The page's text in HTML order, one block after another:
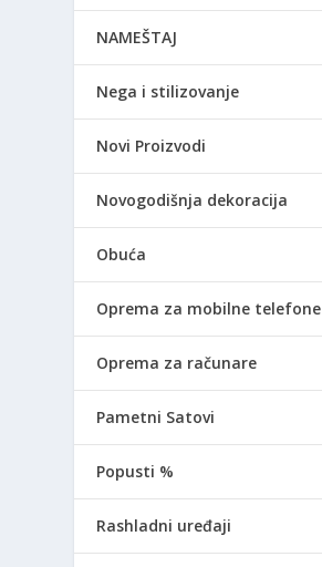
NAMEŠTAJ
Nega i stilizovanje
Novi Proizvodi
Novogodišnja dekoracija
Obuća
Oprema za mobilne telefone
Oprema za računare
Pametni Satovi
Popusti %
Rashladni uređaji